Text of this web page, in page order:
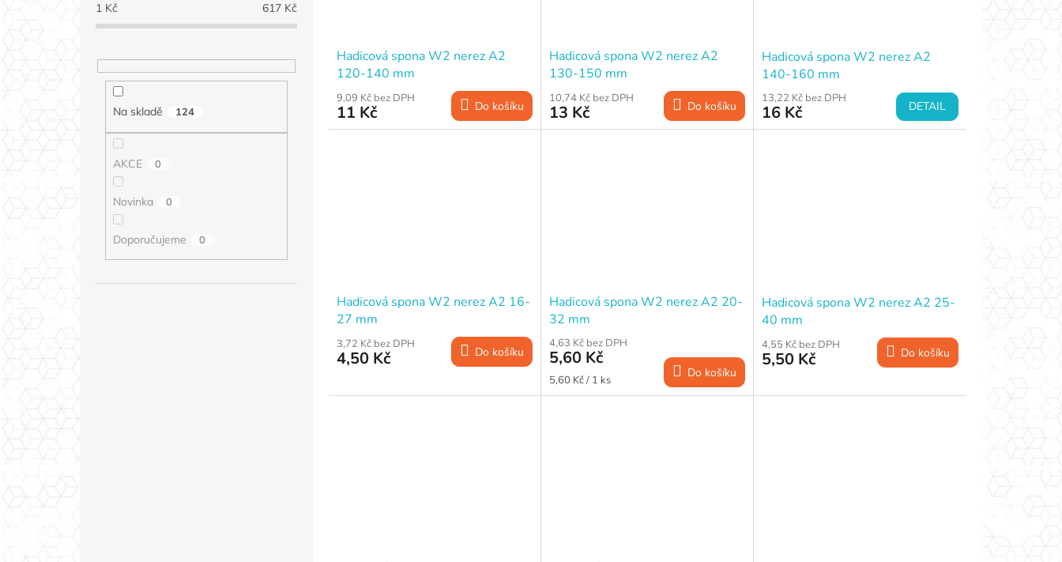
1Kč 617Kč
Na skladě 124
AKCE 0
Novinka 0
Doporučujeme 0
Hadicová spona W2 nerez A2
120-140 mm
9,09 Kč bez DPH
11 Kč Do košíku
Hadicová spona W2 nerez A2
130-150 mm
10,74 Kč bez DPH
13 Kč Do košíku
Hadicová spona W2 nerez A2
140-160 mm
13,22 Kč bez DPH
16 Kč DETAIL
Hadicová spona W2 nerez A2 16-
27 mm
3,72 Kč bez DPH
4,50 Kč Do košíku
Hadicová spona W2 nerez A2 20-
32 mm
4,63 Kč bez DPH
5,60 Kč
Měrná
cena:
5,60 Kč / 1 ks Do košíku
Hadicová spona W2 nerez A2 25-
40 mm
4,55 Kč bez DPH
5,50 Kč Do košíku